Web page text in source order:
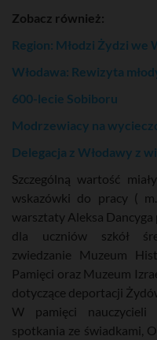
Zobacz również:
Region: Młodzi Żydzi we
Włodawa: Rewizyta
600-lecie Sobiboru
Modrzewiacy na
Delegacja z Włodawy z
Szczególną wartość
wskazówki do pracy (
warsztaty Aleksa Dancyga
dla uczniów szkół
zwiedzanie Muzeum
Pamięci oraz Muzeum
dotyczące deportacji
W pamięci nauczycieli
spotkania ze świadkami,